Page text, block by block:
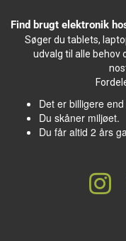
Find brugt elektronik
Søger du tablets,
udvalg til alle behov
Det er billigere
Du skåner miljøet.
Du får altid 2 års